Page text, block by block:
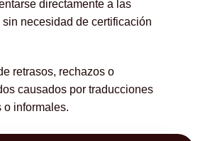
directamente a las
necesidad de certificación
retrasos, rechazos o
causados ​​por traducciones
o informales.